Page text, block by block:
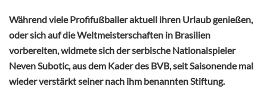
Während viele Profifußballer aktuell ihren Urlaub genießen,
oder sich auf die Weltmeisterschaften in Brasilien
vorbereiten, widmete sich der serbische Nationalspieler
Neven Subotic, aus dem Kader des BVB, seit Saisonende mal
wieder verstärkt seiner nach ihm benannten Stiftung.